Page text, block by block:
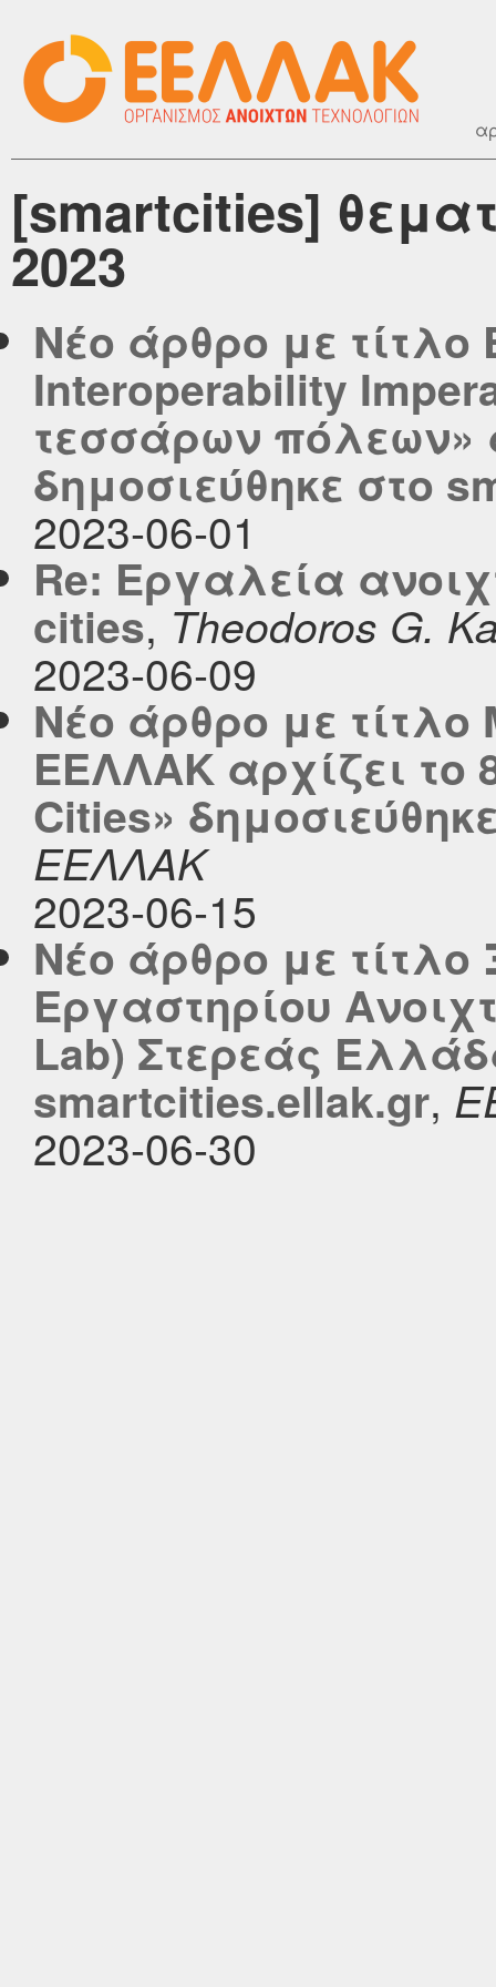
[smartcities]
2023
Νέο άρθρο με τίτλο
Interoperability
τεσσάρων πόλεων»
δημοσιεύθηκε στο
2023-06-01
Re: Εργαλεία
cities, Theodoros G.
2023-06-09
Νέο άρθρο με
ΕΕΛΛΑΚ αρχίζει το
Cities»
ΕΕΛΛΑΚ
2023-06-15
Νέο άρθρο με τίτλο
Εργαστηρίου
Lab) Στερεάς
smartcities.ellak.gr,
2023-06-30